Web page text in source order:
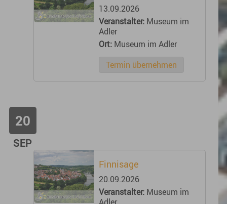
13.09.2026
Veranstalter: Museum im
Adler
Ort: Museum im Adler
Termin übernehmen
20
SEP
Finnisage
20.09.2026
Veranstalter: Museum im